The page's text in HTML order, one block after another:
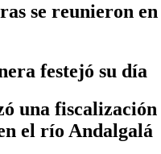
se reunieron en
festejó su día
una fiscalización
el río Andalgalá